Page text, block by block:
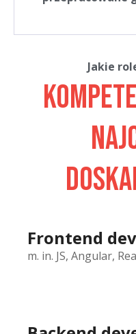
Jakie
Frontend
m. in. JS, Angular,